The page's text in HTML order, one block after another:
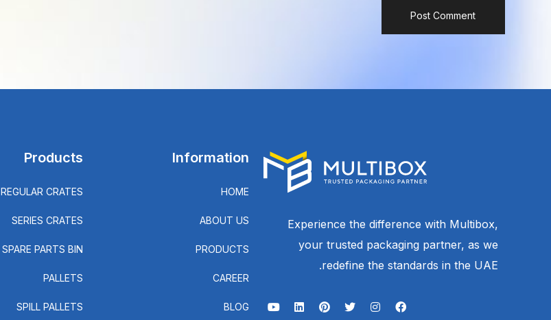
Experience the difference with Multibox,
your trusted packaging partner, as we
redefine the standards in the UAE.
Information
HOME
ABOUT US
PRODUCTS
CAREER
BLOG
Products
REGULAR CRATES
SERIES CRATES
SPARE PARTS BIN
PALLETS
SPILL PALLETS